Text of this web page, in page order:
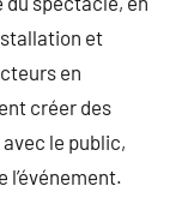
et
en
créer des
le public,